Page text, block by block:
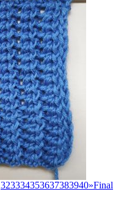
323334353637383940»Final